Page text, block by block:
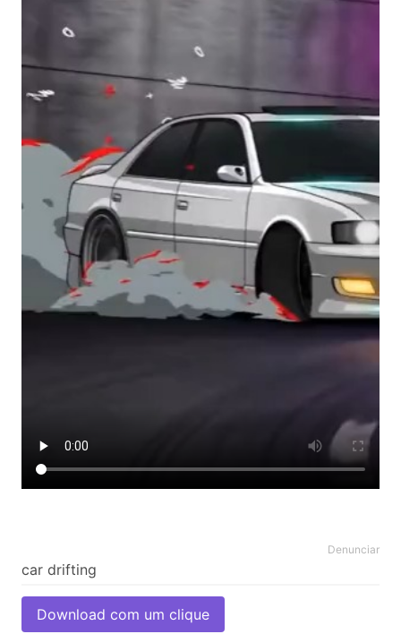
Denunciar
Download com um clique